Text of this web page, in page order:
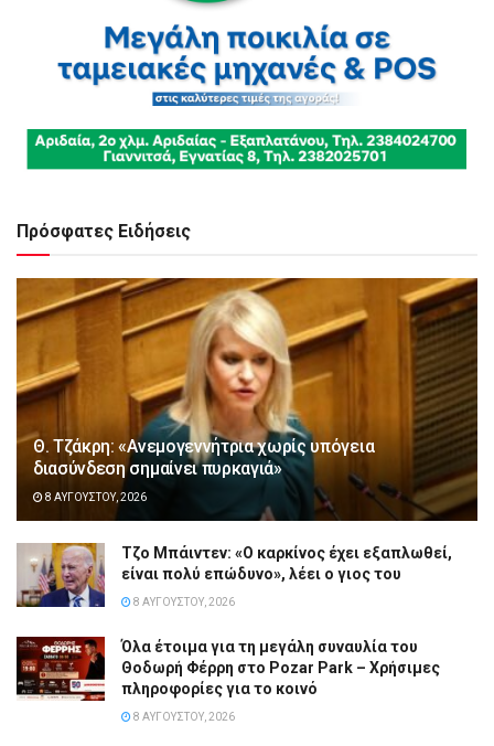
Πρόσφατες Ειδήσεις
Θ. Τζάκρη: «Ανεμογεννήτρια χωρίς υπόγεια
διασύνδεση σημαίνει πυρκαγιά»
8 ΑΥΓΟΎΣΤΟΥ, 2026
Τζο Μπάιντεν: «Ο καρκίνος έχει εξαπλωθεί,
είναι πολύ επώδυνο», λέει ο γιος του
8 ΑΥΓΟΎΣΤΟΥ, 2026
Όλα έτοιμα για τη μεγάλη συναυλία του
Θοδωρή Φέρρη στο Pozar Park – Χρήσιμες
πληροφορίες για το κοινό
8 ΑΥΓΟΎΣΤΟΥ, 2026